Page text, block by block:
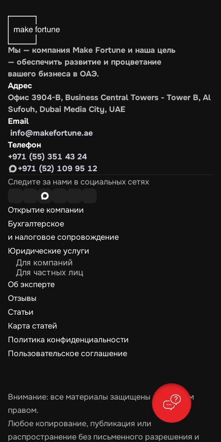
Мы — компания Make Fortune и наша цель
— обеспечить развитие и процветание
вашего бизнеса в ОАЭ.
Адрес
Офис 3904-B, Business Central Towers - Tower B, Al
Sufouh, Dubai Media City, UAE
Email
info@makefortune.ae
Телефон
+971 (55) 351 43 24
+971 (52) 109 95 12
Следите за нами в социальных сетях
Открытие компании
Бухгалтерское
и налоговое сопровождение
Юридические услуги
Для компаний
Для частных лиц
Об эксперте
Отзывы
Статьи
Карта статей
Политика конфиденциальности
Пользовательское соглашение
Внимание: все материалы защищены авторским
правом.
Любое копирование, публикация или
распространение без письменного разрешения и